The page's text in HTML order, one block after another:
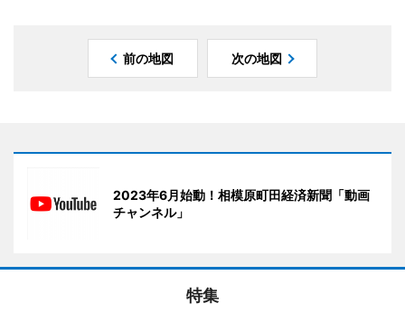
前の地図 次の地図
2023年6月始動！相模原町田経済新聞「動画
チャンネル」
特集